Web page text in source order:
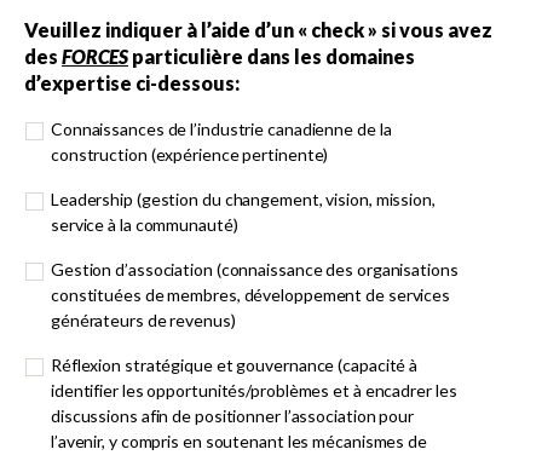
Veuillez indiquer à l’aide d’un « check » si vous avez
des FORCESparticulière dans les domaines
d’expertise ci-dessous:
Connaissances de l’industrie canadienne de la
construction (expérience pertinente)
Leadership (gestion du changement, vision, mission,
service à la communauté)
Gestion d’association (connaissance des organisations
constituées de membres, développement de services
générateurs de revenus)
Réflexion stratégique et gouvernance (capacité à
identifier les opportunités/problèmes et à encadrer les
discussions afin de positionner l’association pour
l’avenir, y compris en soutenant les mécanismes de